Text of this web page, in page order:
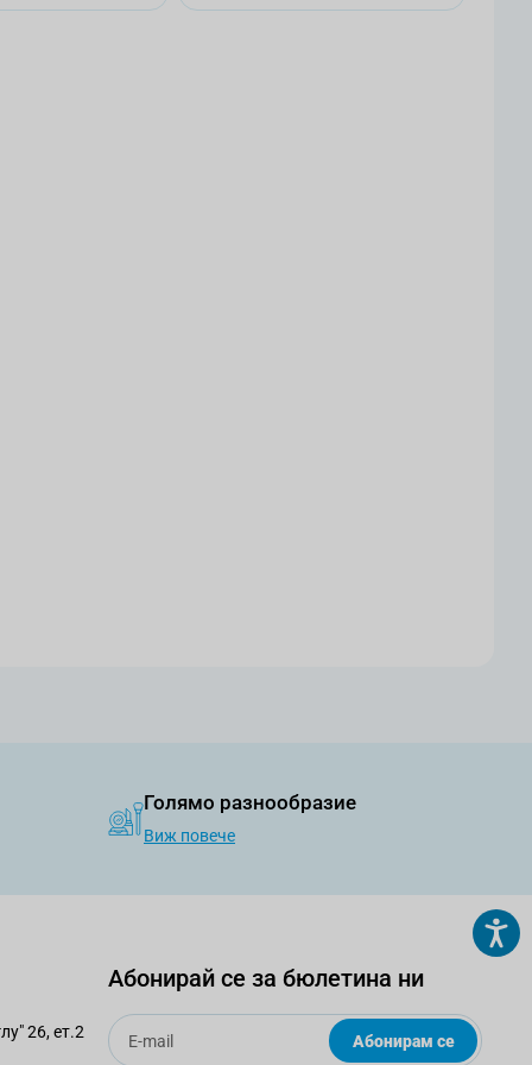
Голямо разнообразие
Виж повече
26, ет.2
Абонирай се за бюлетина ни
Email
Абонирам се